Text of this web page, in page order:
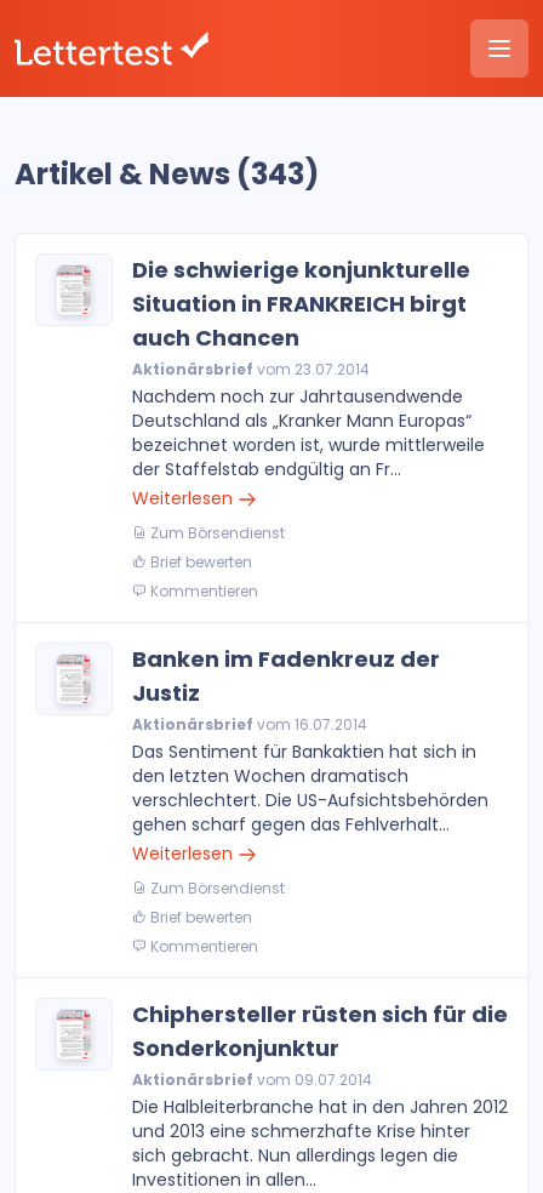
Artikel & News (343)
Die schwierige konjunkturelle
Situation in FRANKREICH birgt
auch Chancen
Aktionärsbrief vom 23.07.2014
Nachdem noch zur Jahrtausendwende
Deutschland als „Kranker Mann Europas“
bezeichnet worden ist, wurde mittlerweile
der Staffelstab endgültig an Fr...
Weiterlesen
Zum Börsendienst
Brief bewerten
Kommentieren
Banken im Fadenkreuz der
Justiz
Aktionärsbrief vom 16.07.2014
Das Sentiment für Bankaktien hat sich in
den letzten Wochen dramatisch
verschlechtert. Die US-Aufsichtsbehörden
gehen scharf gegen das Fehlverhalt...
Weiterlesen
Zum Börsendienst
Brief bewerten
Kommentieren
Chiphersteller rüsten sich für die
Sonderkonjunktur
Aktionärsbrief vom 09.07.2014
Die Halbleiterbranche hat in den Jahren 2012
und 2013 eine schmerzhafte Krise hinter
sich gebracht. Nun allerdings legen die
Investitionen in allen...